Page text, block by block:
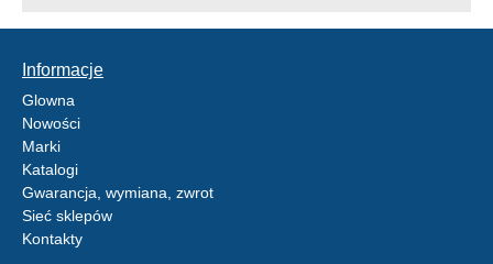
Informacje
Glowna
Nowości
Marki
Katalogi
Gwarancja, wymiana, zwrot
Sieć sklepów
Kontakty